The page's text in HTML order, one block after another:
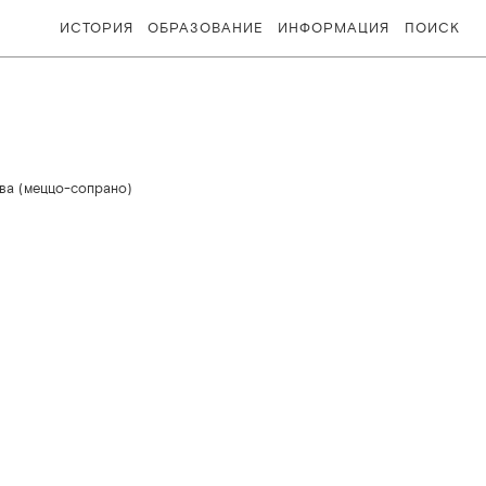
ИСТОРИЯ ОБРАЗОВАНИЕ ИНФОРМАЦИЯ ПОИСК